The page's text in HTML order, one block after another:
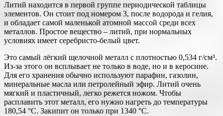
Литий находится в первой группе периодической таблицы
элементов. Он стоит под номером 3, после водорода и гелия,
и обладает самой маленькой атомной массой среди всех
металлов. Простое вещество – литий, при нормальных
условиях имеет серебристо-белый цвет.
Это самый лёгкий щелочной металл с плотностью 0,534 г/см³.
Из-за этого он всплывает не только в воде, но и в керосине.
Для его хранения обычно используют парафин, газолин,
минеральные масла или петролейный эфир. Литий очень
мягкий и пластичный, легко режется ножом. Чтобы
расплавить этот металл, его нужно нагреть до температуры
180,54 °C. Закипит он только при 1340 °C.